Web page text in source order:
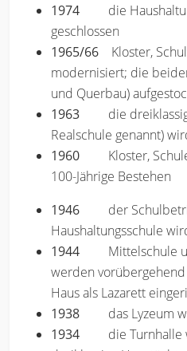
1974 die
geschlossen
1965/66 Kloster,
modernisiert; die
und Querbau)
1963 die
Realschule genannt)
1960 Kloster,
100-Jährige Bestehen
1946 der
Haushaltungsschule
1944 Mittelschule
werden
Haus als Lazarett
1938 das Lyzeum
1934 die